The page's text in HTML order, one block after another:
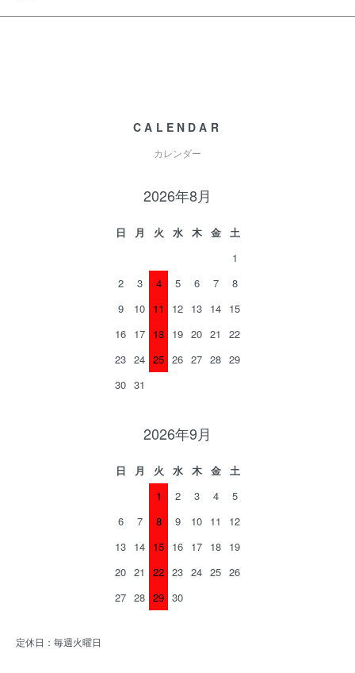
CALENDAR
カレンダー
2026年8月
日 月 火 水 木 金
土
1
2
3 4 5 6 7
8
9
10 11 12 13 14 15
16 17 18 19 20 21
22
23 24 25 26 27 28 29
30 31
2026年9月
日 月 火 水 木 金
土
1
2 3 4
5
6
7 8 9 10 11
12
13 14 15 16 17 18 19
20 21 22 23 24 25 26
27 28 29 30
定休日：毎週火曜日